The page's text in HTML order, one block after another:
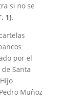
si no se
1).
por el
Santa
Muñoz